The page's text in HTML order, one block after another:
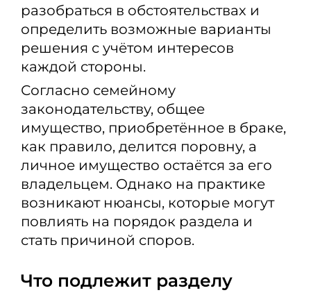
разобраться в обстоятельствах и
определить возможные варианты
решения с учётом интересов
каждой стороны.
Согласно семейному
законодательству, общее
имущество, приобретённое в браке,
как правило, делится поровну, а
личное имущество остаётся за его
владельцем. Однако на практике
возникают нюансы, которые могут
повлиять на порядок раздела и
стать причиной споров.
Что подлежит разделу